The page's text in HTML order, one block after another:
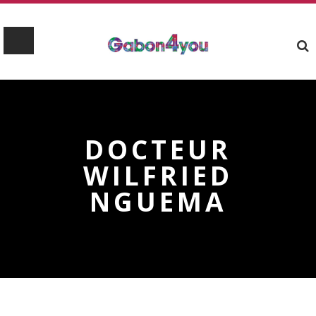
DOCTEUR
WILFRIED
NGUEMA